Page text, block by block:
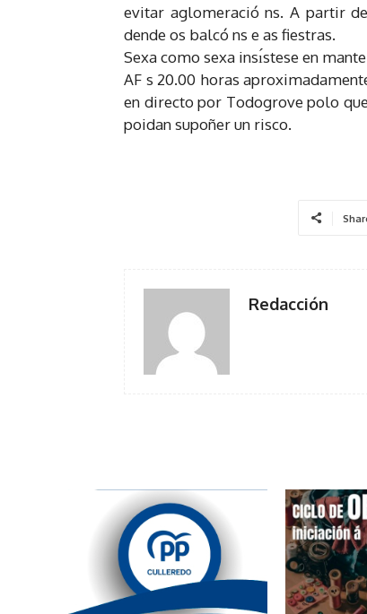
evitar aglomeració ns. A partir
dende os balcó ns e as fiestras.
Sexa como sexa insı́stese en
AF s 20.00 horas
en directo por Todogrove polo
poidan supoñer un risco.
Redacción